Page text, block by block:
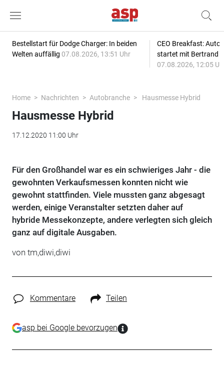
Bestellstart für Dodge Charger: In beiden
Welten auffällig 07.08.2026, 13:51 Uhr
CEO Breakfast:
startet mit Bertrand
07.08.2026, 12:05
Home Nachrichten Autobranche Hausmesse Hybrid
Hausmesse Hybrid
17.12.2020 11:00 Uhr
Für den Großhandel war es ein schwieriges Jahr - die
gewohnten Verkaufsmessen konnten nicht wie
gewohnt stattfinden. Viele mussten ganz abgesagt
werden, einige Veranstalter setzten daher auf
hybride Messekonzepte, andere verlegten sich gleich
ganz auf digitale Ausgaben.
von tm,diwi,diwi
Kommentare Teilen
asp bei Google bevorzugen